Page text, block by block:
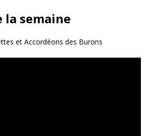
la semaine
et Accordéons des Burons